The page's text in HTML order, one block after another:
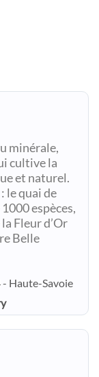
minérale,
cultive la
et naturel.
le quai de
espèces,
Fleur d’Or
Belle
Haute-Savoie